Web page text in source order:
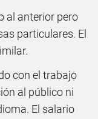
al anterior pero
particulares. El
con el trabajo
al público ni
El salario